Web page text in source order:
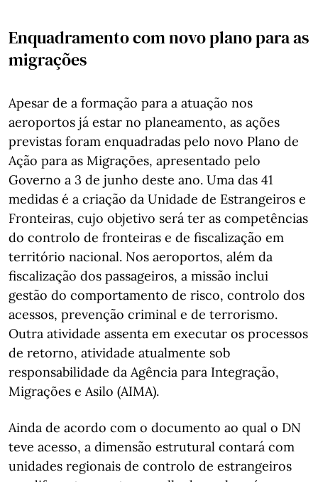
Enquadramento com novo plano para as
migrações
Apesar de a formação para a atuação nos
aeroportos já estar no planeamento, as ações
previstas foram enquadradas pelo novo Plano de
Ação para as Migrações, apresentado pelo
Governo a 3 de junho deste ano. Uma das 41
medidas é a criação da Unidade de Estrangeiros e
Fronteiras, cujo objetivo será ter as competências
do controlo de fronteiras e de fiscalização em
território nacional. Nos aeroportos, além da
fiscalização dos passageiros, a missão inclui
gestão do comportamento de risco, controlo dos
acessos, prevenção criminal e de terrorismo.
Outra atividade assenta em executar os processos
de retorno, atividade atualmente sob
responsabilidade da Agência para Integração,
Migrações e Asilo (AIMA).
Ainda de acordo com o documento ao qual o DN
teve acesso, a dimensão estrutural contará com
unidades regionais de controlo de estrangeiros